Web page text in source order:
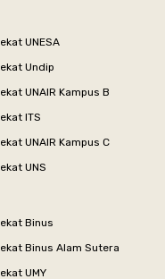
UNESA
Undip
UNAIR Kampus B
ITS
UNAIR Kampus C
UNS
Binus
Binus Alam Sutera
UMY